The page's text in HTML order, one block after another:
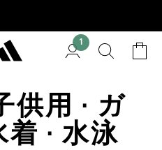
1
供用 · ガ
着 · 水泳